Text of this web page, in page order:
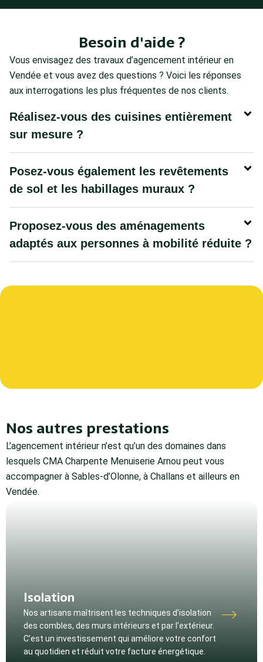
Besoin d'aide ?
Vous envisagez des travaux d’agencement intérieur en
Vendée et vous avez des questions ? Voici les réponses
aux interrogations les plus fréquentes de nos clients.
Réalisez-vous des cuisines entièrement
sur mesure ?
Posez-vous également les revêtements
de sol et les habillages muraux ?
Proposez-vous des aménagements
adaptés aux personnes à mobilité réduite ?
Nos autres prestations
L’agencement intérieur n’est qu’un des domaines dans
lesquels CMA Charpente Menuiserie Arnou peut vous
accompagner à Sables-d’Olonne, à Challans et ailleurs en
Vendée.
Isolation
Nos artisans maîtrisent les techniques d’isolation
des combles, des murs intérieurs et par l’extérieur.
C’est un investissement qui améliore votre confort
au quotidien et réduit votre facture énergétique.